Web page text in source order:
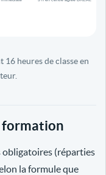
heures de classe en
formation
obligatoires (réparties
la formule que